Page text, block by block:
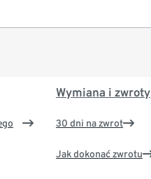
Wymiana i zwroty
30 dni na zwrot
Jak dokonać zwrotu